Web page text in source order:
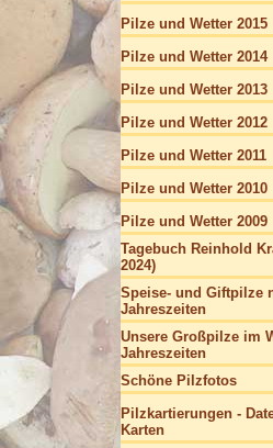
Pilze und Wetter 2015
Pilze und Wetter 2014
Pilze und Wetter 2013
Pilze und Wetter 2012
Pilze und Wetter 2011
Pilze und Wetter 2010
Pilze und Wetter 2009
Tagebuch Reinhold
2024)
Speise- und Giftpilze
Jahreszeiten
Unsere Großpilze im
Jahreszeiten
Schöne Pilzfotos
Pilzkartierungen -
Karten